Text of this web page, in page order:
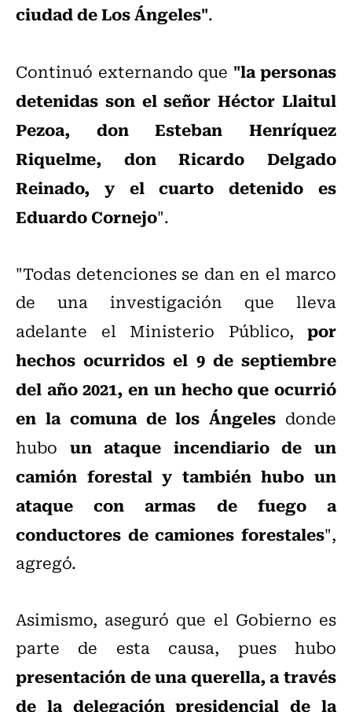
ciudad de Los Ángeles".
Continuó externando que "la personas
detenidas son el señor Héctor Llaitul
Pezoa, don Esteban Henríquez
Riquelme, don Ricardo Delgado
Reinado, y el cuarto detenido es
Eduardo Cornejo".
"Todas detenciones se dan en el marco
de una investigación que lleva
adelante el Ministerio Público, por
hechos ocurridos el 9 de septiembre
del año 2021, en un hecho que ocurrió
en la comuna de los Ángeles donde
hubo un ataque incendiario de un
camión forestal y también hubo un
ataque con armas de fuego a
conductores de camiones forestales",
agregó.
Asimismo, aseguró que el Gobierno es
parte de esta causa, pues hubo
presentación de una querella, a través
de la delegación presidencial de la